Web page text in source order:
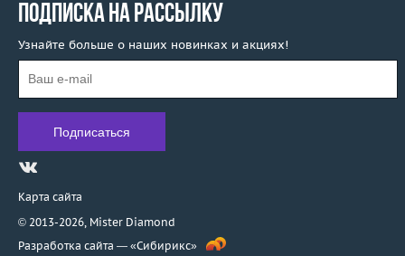
ПОДПИСКА НА РАССЫЛКУ
Узнайте больше о наших новинках и акциях!
Карта сайта
© 2013-2026, Mister Diamond
Разработка сайта — «Сибирикс»